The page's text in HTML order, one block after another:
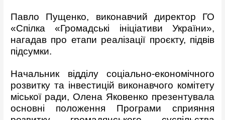
Павло Пущенко, виконавчий директор ГО
«Спілка «Громадські ініціативи України»,
нагадав про етапи реалізації проєкту, підвів
підсумки.
Начальник відділу соціально-економічного
розвитку та інвестицій виконавчого комітету
міської ради, Олена Яковенко презентувала
основні положення Програми сприяння